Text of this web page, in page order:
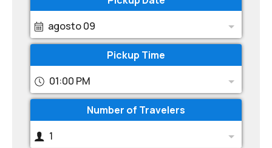
agosto 09
Pickup Time
01:00 PM
Number of Travelers
1